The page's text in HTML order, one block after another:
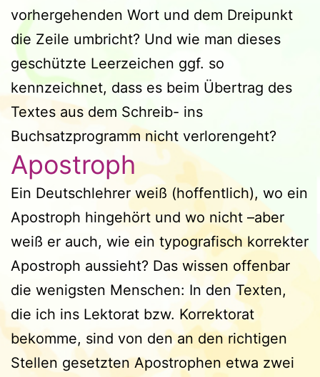
vorhergehenden Wort und dem Dreipunkt
die Zeile umbricht? Und wie man dieses
geschützte Leerzeichen ggf. so
kennzeichnet, dass es beim Übertrag des
Textes aus dem Schreib- ins
Buchsatzprogramm nicht verlorengeht?
Apostroph
Ein Deutschlehrer weiß (hoffentlich), wo ein
Apostroph hingehört und wo nicht –aber
weiß er auch, wie ein typografisch korrekter
Apostroph aussieht? Das wissen offenbar
die wenigsten Menschen: In den Texten,
die ich ins Lektorat bzw. Korrektorat
bekomme, sind von den an den richtigen
Stellen gesetzten Apostrophen etwa zwei